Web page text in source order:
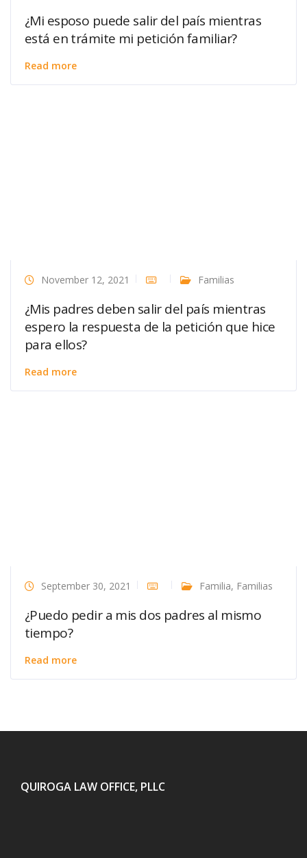
¿Mi esposo puede salir del país mientras
está en trámite mi petición familiar?
Read more
November 12, 2021 Familias
¿Mis padres deben salir del país mientras
espero la respuesta de la petición que hice
para ellos?
Read more
September 30, 2021 Familia, Familias
¿Puedo pedir a mis dos padres al mismo
tiempo?
Read more
QUIROGA LAW OFFICE, PLLC